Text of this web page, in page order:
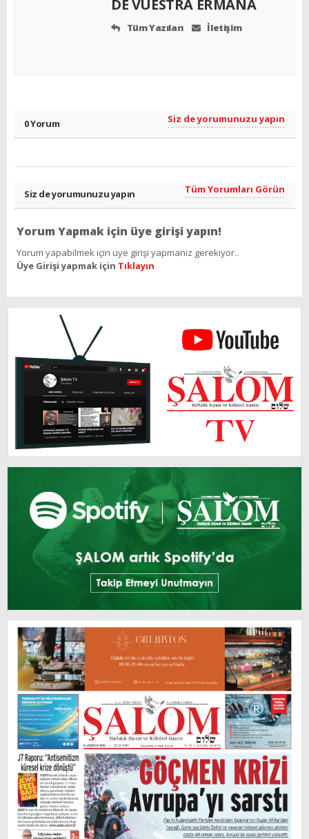
DE VUESTRA ERMANA
Tüm Yazıları İletişim
0 Yorum Siz de yorumunuzu yapın
Siz de yorumunuzu yapın Tüm Yorumları Görün
Yorum Yapmak için üye girişi yapın!
Yorum yapabilmek için üye girişi yapmanız gerekiyor..
Üye Girişi yapmak için Tıklayın